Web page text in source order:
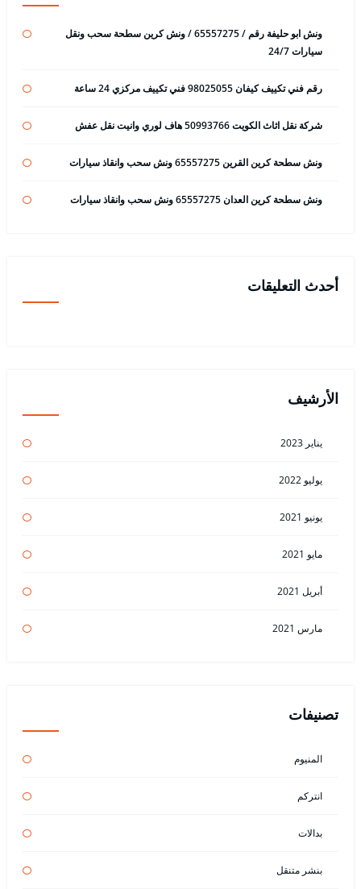
ونش ابو حليفة رقم / 65557275 / ونش كرين سطحة سحب ونقل
سيارات 24/7
رقم فني تكييف كيفان 98025055 فني تكييف مركزي 24 ساعة
شركة نقل اثاث الكويت 50993766 هاف لوري وانيت نقل عفش
ونش سطحة كرين القرين 65557275 ونش سحب وانقاذ سيارات
ونش سطحة كرين العدان 65557275 ونش سحب وانقاذ سيارات
أحدث التعليقات
الأرشيف
يناير 2023
يوليو 2022
يونيو 2021
مايو 2021
أبريل 2021
مارس 2021
تصنيفات
المنيوم
انتركم
بدالات
بنشر متنقل